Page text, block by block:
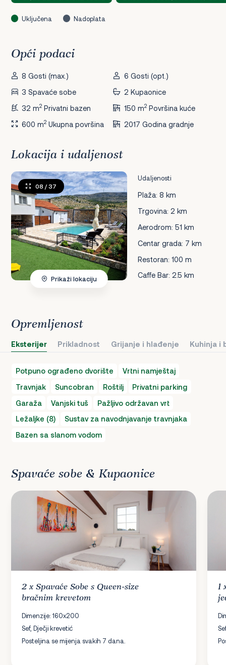
Uključena Nadoplata
Opći podaci
8 Gosti (max.)
6 Gosti (opt.)
3 Spavaće sobe
2 Kupaonice
32 m2 Privatni bazen 150 m2Površina kuće
600 m2 Ukupna površina 2017 Godina gradnje
Lokacija i udaljenost
Udaljenosti
Plaža: 8 km
Trgovina: 2 km
Aerodrom: 51 km
Centar grada: 7 km
Restoran: 100 m
Caffe Bar: 2.5 km
08 / 37
Prikaži lokaciju
Opremljenost
Eksterijer Prikladnost Grijanje i hlađenje Kuhinja i
Potpuno ograđeno dvorište
Vrtni namještaj
Travnjak
Suncobran Roštilj
Privatni parking
Garaža
Vanjski tuš
Pažljivo održavan vrt
Ležaljke (8)
Sustav za navodnjavanje travnjaka
Bazen sa slanom vodom
Spavaće sobe & Kupaonice
2 xSpavaće Sobes Queen-size
bračnim krevetom
Dimenzije: 160x200
Sef, Dječji krevetić
Posteljina se mijenja svakih 7 dana.
1